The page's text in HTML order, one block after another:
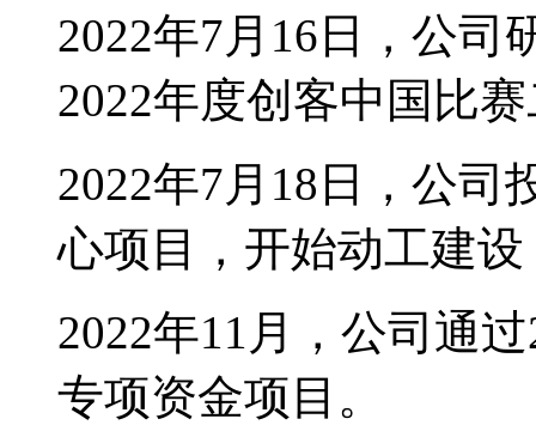
2022年7月16日，公司
2022年度创客中国比
2022年7月18日，公司
心项目，开始动工建设
2022年11月，公司通
专项资金项目。